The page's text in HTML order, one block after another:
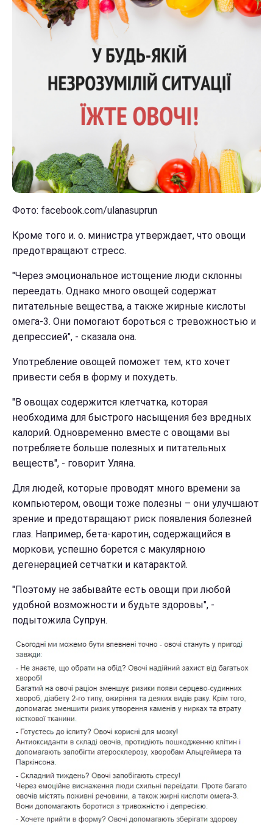
Фото: facebook.com/ulanasuprun
Кроме того и. о. министра утверждает, что овощи
предотвращают стресс.
"Через эмоциональное истощение люди склонны
переедать. Однако много овощей содержат
питательные вещества, а также жирные кислоты
омега-3. Они помогают бороться с тревожностью и
депрессией", - сказала она.
Употребление овощей поможет тем, кто хочет
привести себя в форму и похудеть.
"В овощах содержится клетчатка, которая
необходима для быстрого насыщения без вредных
калорий. Одновременно вместе с овощами вы
потребляете больше полезных и питательных
веществ", - говорит Уляна.
Для людей, которые проводят много времени за
компьютером, овощи тоже полезны – они улучшают
зрение и предотвращают риск появления болезней
глаз. Например, бета-каротин, содержащийся в
моркови, успешно борется с макулярною
дегенерацией сетчатки и катарактой.
"Поэтому не забывайте есть овощи при любой
удобной возможности и будьте здоровы", -
подытожила Супрун.